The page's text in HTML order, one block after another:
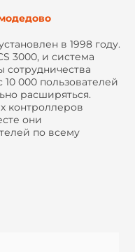
в 1998 году.
3000, и система
сотрудничества
000 пользователей
расширяться.
контроллеров
они
по всему